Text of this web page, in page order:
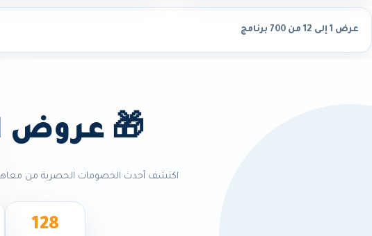
عرض 1 إلى 12 من 700 برنامج
🎁 عروض
اكتشف أحدث الخصومات الحصرية من معاهد
128